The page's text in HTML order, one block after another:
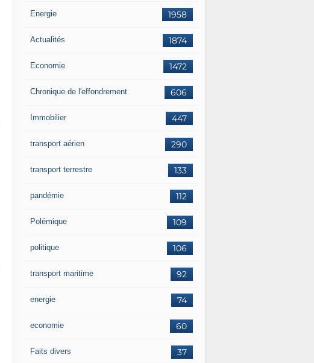
1958
Energie
1874
Actualités
1472
Economie
606
Chronique de l'effondrement
447
Immobilier
290
transport aérien
133
transport terrestre
112
pandémie
109
Polémique
106
politique
92
transport maritime
74
energie
60
economie
37
Faits divers